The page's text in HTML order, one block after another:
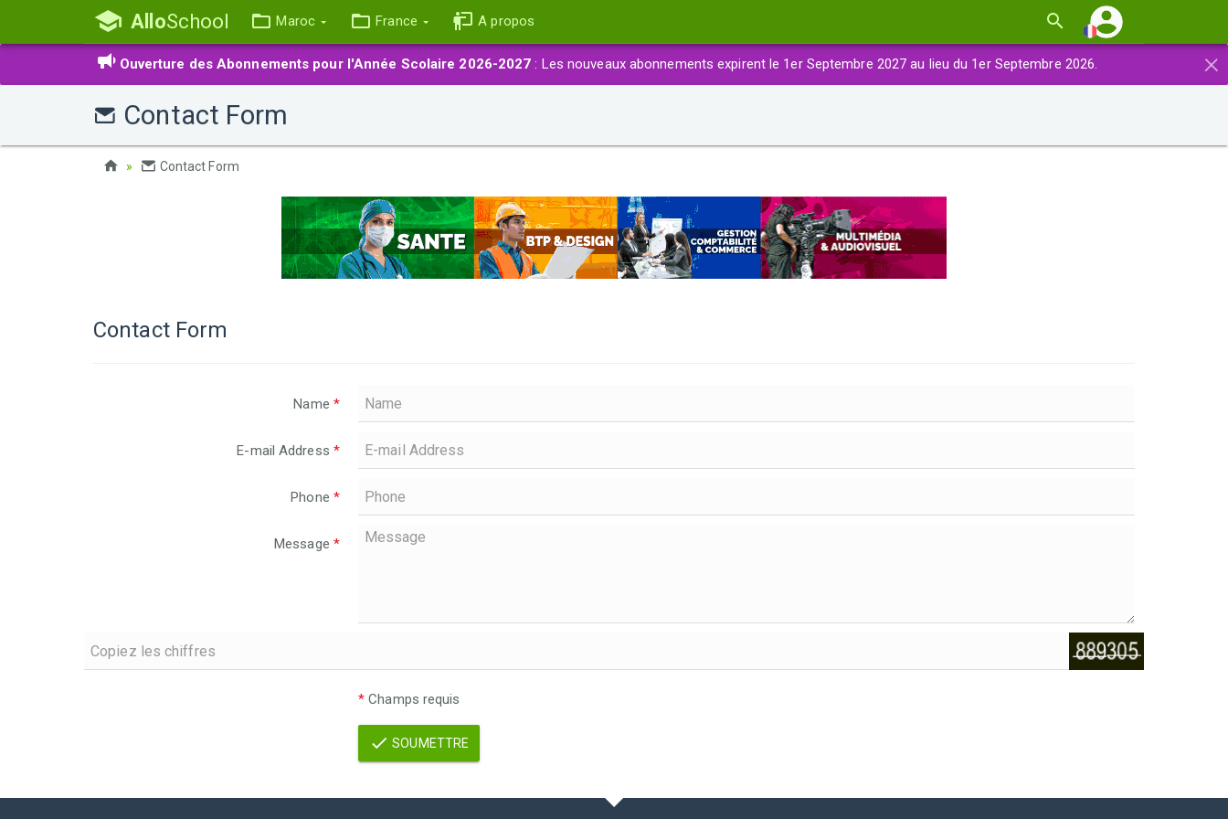
AlloSchool Maroc France A propos
×
Ouverture des Abonnements pour l'Année Scolaire 2026-2027 : Les nouveaux abonnements expirent le 1er Septembre 2027 au lieu du 1er Septembre 2026.
Contact Form
Contact Form
Contact Form
Name *
E-mail Address *
Phone *
Message *
* Champs requis
SOUMETTRE